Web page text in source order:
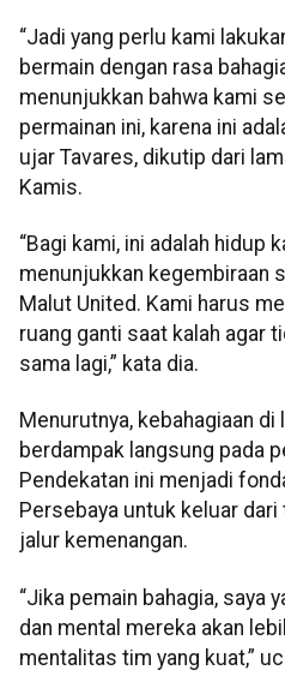
“Jadi yang perlu kami
bermain dengan rasa
menunjukkan bahwa kami
permainan ini, karena ini
ujar Tavares, dikutip dari
Kamis.
“Bagi kami, ini adalah hidup
menunjukkan kegembiraan
Malut United. Kami harus
ruang ganti saat kalah agar
sama lagi,” kata dia.
Menurutnya, kebahagiaan di
berdampak langsung pada
Pendekatan ini menjadi
Persebaya untuk keluar
jalur kemenangan.
“Jika pemain bahagia, saya
dan mental mereka akan
mentalitas tim yang kuat,”